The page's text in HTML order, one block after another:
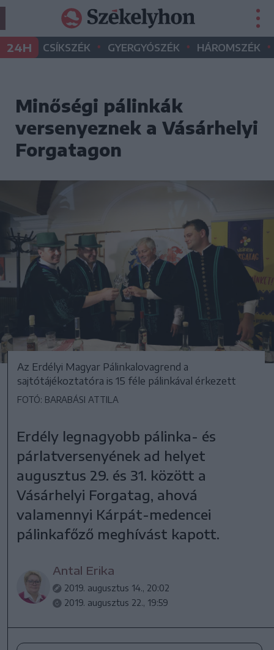
24H CSÍKSZÉK • GYERGYÓSZÉK • HÁROMSZÉK •
Minőségi pálinkák
versenyeznek a Vásárhelyi
Forgatagon
Az Erdélyi Magyar Pálinkalovagrend a
sajtótájékoztatóra is 15 féle pálinkával érkezett
FOTÓ: BARABÁSI ATTILA
Erdély legnagyobb pálinka- és
párlatversenyének ad helyet
augusztus 29. és 31. között a
Vásárhelyi Forgatag, ahová
valamennyi Kárpát-medencei
pálinkafőző meghívást kapott.
Antal Erika
2019. augusztus 14., 20:02
2019. augusztus 22., 19:59